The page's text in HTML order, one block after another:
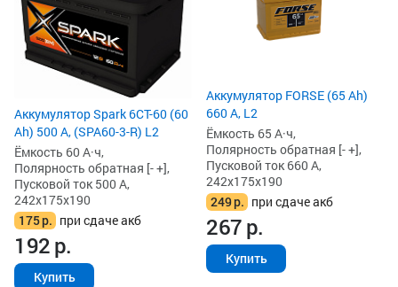
Аккумулятор Spark 6СТ-60 (60
Ah) 500 А, (SPA60-3-R) L2
Ёмкость 60 А·ч,
Полярность обратная [- +],
Пусковой ток 500 А,
242x175x190
175р. при сдаче акб
192р.
Купить
Аккумулятор FORSE (65 Ah)
660 А, L2
Ёмкость 65 А·ч,
Полярность обратная [- +],
Пусковой ток 660 А,
242x175x190
249р. при сдаче акб
267р.
Купить